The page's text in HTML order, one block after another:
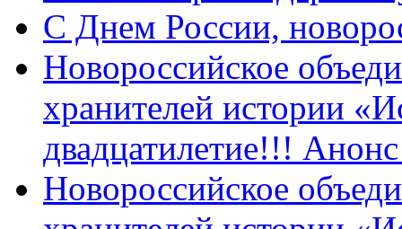
C Днем России,
Новороссийское
хранителей истории
двадцатилетие!!!
Новороссийское